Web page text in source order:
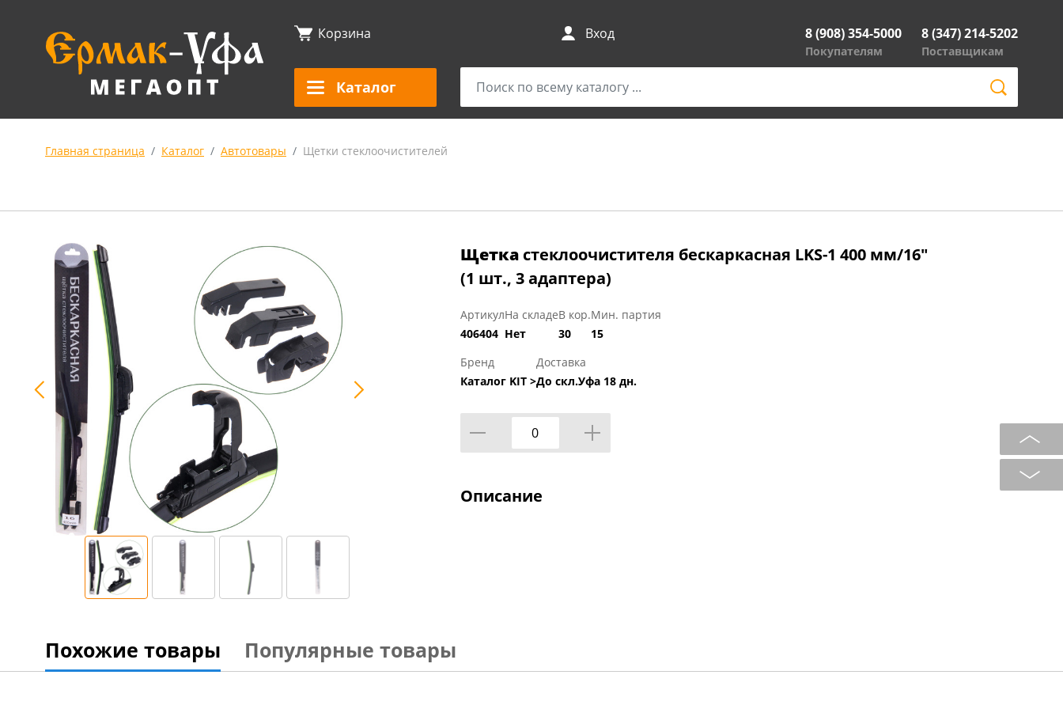
Корзина Вход 8 (908) 354-5000
Покупателям
8 (347) 214-5202
Поставщикам
Каталог
Главная страница Каталог Автотовары Щетки стеклоочистителей
Щетка стеклоочистителя бескаркасная LKS-1 400 мм/16"
(1 шт., 3 адаптера)
Артикул
406404
На складе
Нет
В кор.
30
Мин. партия
15
Бренд
Каталог KIT >
Доставка
До скл.Уфа 18 дн.
Описание
Похожие товары Популярные товары